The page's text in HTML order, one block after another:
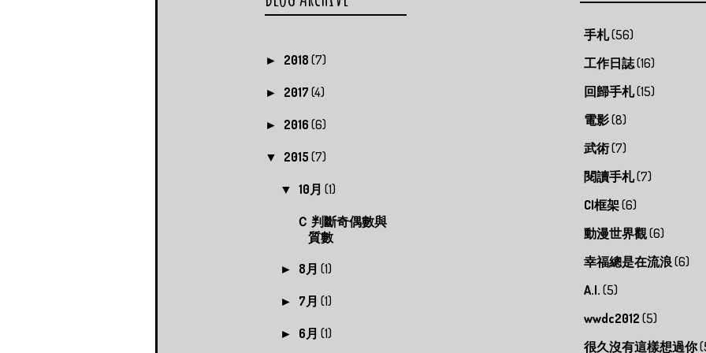
         else
       system("PAUSE");
手札(56)
工作日誌(16)
回歸手札(15)
電影(8)
武術(7)
閱讀手札(7)
CI框架(6)
動漫世界觀(6)
幸福總是在流浪(6)
A.I. (5)
wwdc2012 (5)
很久沒有這樣想過你
► 2018 (7)
► 2017 (4)
► 2016 (6)
▼ 2015 (7)
▼10月(1)
Ｃ 判斷奇偶數與
質數
► 8月(1)
► 7月(1)
► 6月(1)